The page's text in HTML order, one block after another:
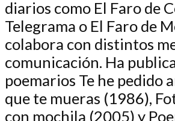
diarios como El Faro de
Telegrama o El Faro de
colabora con distintos
comunicación. Ha
poemarios Te he pedido
que te mueras (1986),
con mochila (2005) y